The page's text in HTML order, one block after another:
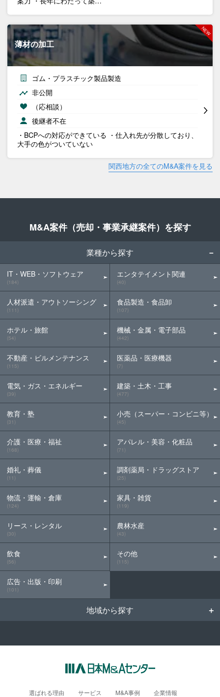
薄材の加工
ゴム・プラスチック製品製造
非公開
（応相談）
後継者不在
・BCPへの対応ができている ・仕入れ先が分散しており、
大手の色がついていない
関西地方の全てのM&A案件を見る
M&A案件（売却・事業承継案件）を探す
業種から探す
IT・WEB・ソフトウェア
(184)
人材派遣・アウトソーシング
(111)
ホテル・旅館
(54)
不動産・ビルメンテナンス
(115)
電気・ガス・エネルギー
(39)
教育・塾
(31)
介護・医療・福祉
(168)
婚礼・葬儀
(11)
物流・運輸・倉庫
(124)
リース・レンタル
(30)
飲食
(56)
広告・出版・印刷
(101)
エンタテイメント関連
(40)
食品製造・食品卸
(107)
機械・金属・電子部品
(442)
医薬品・医療機器
(7)
建築・土木・工事
(477)
小売（スーパー・コンビニ等）
(45)
アパレル・美容・化粧品
(71)
調剤薬局・ドラッグストア
(25)
家具・雑貨
(119)
農林水産
(43)
その他
(115)
地域から探す
選ばれる理由 サービス M&A事例 企業情報